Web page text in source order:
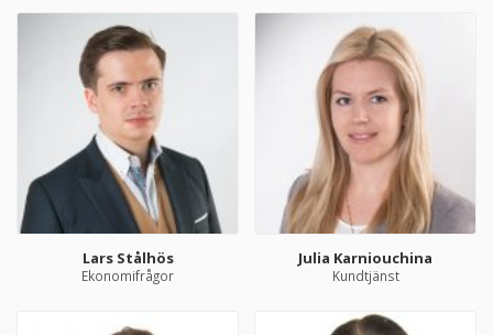
Lars Stålhös
Ekonomifrågor
Julia Karniouchina
Kundtjänst